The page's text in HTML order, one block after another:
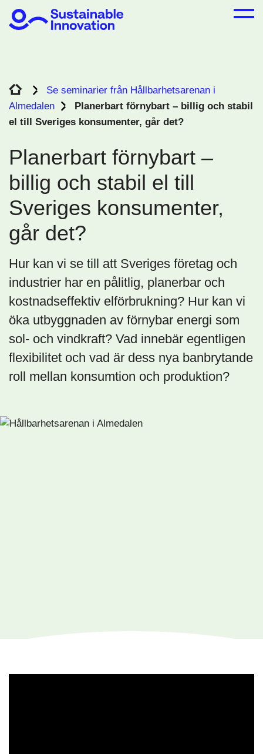
Se seminarier från Hållbarhetsarenan i
Almedalen
Planerbart förnybart – billig och stabil
el till Sveriges konsumenter, går det?
Planerbart förnybart –
billig och stabil el till
Sveriges konsumenter,
går det?
Hur kan vi se till att Sveriges företag och
industrier har en pålitlig, planerbar och
kostnadseffektiv elförbrukning? Hur kan vi
öka utbyggnaden av förnybar energi som
sol- och vindkraft? Vad innebär egentligen
flexibilitet och vad är dess nya banbrytande
roll mellan konsumtion och produktion?